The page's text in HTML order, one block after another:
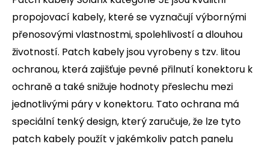
propojovací kabely, které se vyznačují výbornými
přenosovými vlastnostmi, spolehlivostí a dlouhou
životností. Patch kabely jsou vyrobeny s tzv. litou
ochranou, která zajišťuje pevné přilnutí konektoru k
ochraně a také snižuje hodnoty přeslechu mezi
jednotlivými páry v konektoru. Tato ochrana má
speciální tenký design, který zaručuje, že lze tyto
patch kabely použít v jakémkoliv patch panelu